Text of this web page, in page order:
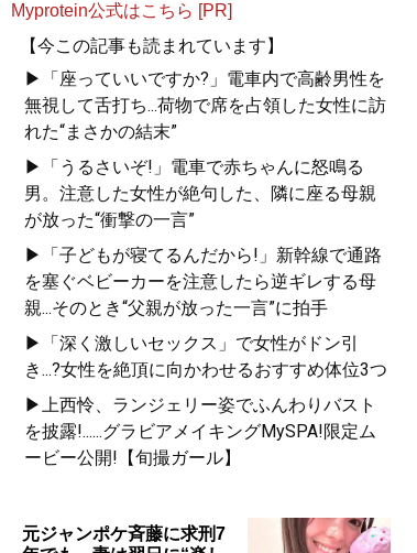
Myprotein公式はこちら [PR]
【今この記事も読まれています】
▶「座っていいですか?」電車内で高齢男性を
無視して舌打ち...荷物で席を占領した女性に訪
れた“まさかの結末”
▶「うるさいぞ!」電車で赤ちゃんに怒鳴る
男。注意した女性が絶句した、隣に座る母親
が放った“衝撃の一言”
▶「子どもが寝てるんだから!」新幹線で通路
を塞ぐベビーカーを注意したら逆ギレする母
親...そのとき“父親が放った一言”に拍手
▶「深く激しいセックス」で女性がドン引
き...?女性を絶頂に向かわせるおすすめ体位3つ
▶上西怜、ランジェリー姿でふんわりバスト
を披露!......グラビアメイキングMySPA!限定ム
ービー公開!【旬撮ガール】
元ジャンポケ斉藤に求刑7